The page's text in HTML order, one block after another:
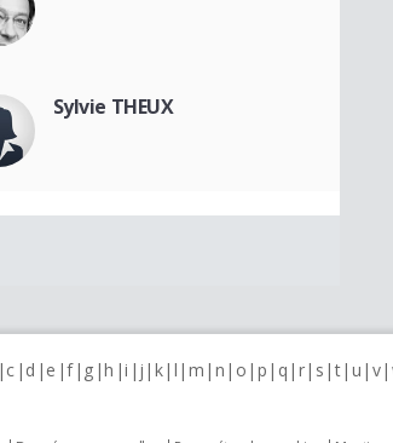
Sylvie THEUX
c d e f g h i j k l m n o p q r s t u v